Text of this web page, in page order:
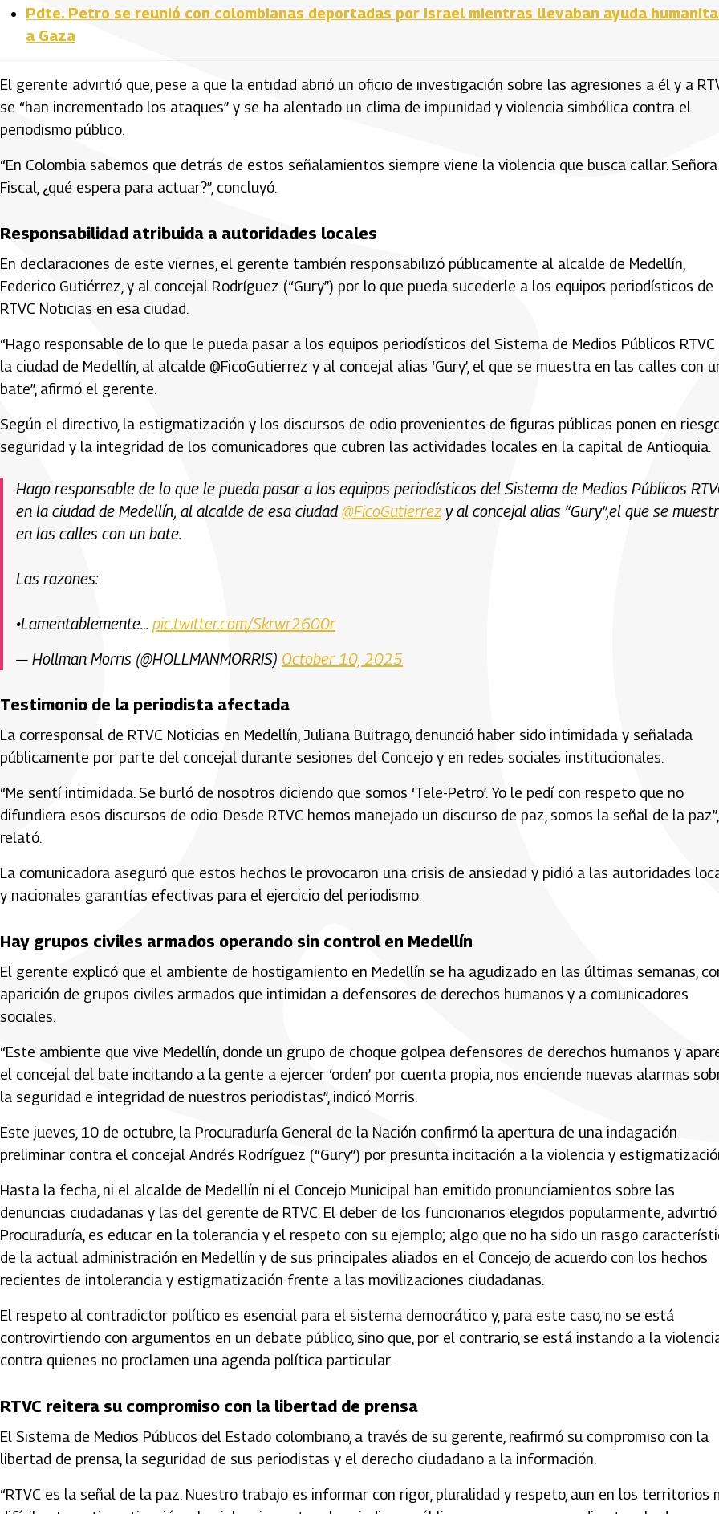
Pdte. Petro se reunió con colombianas deportadas por Israel mientras llevaban ayuda
a Gaza
El gerente advirtió que, pese a que la entidad abrió un oficio de investigación sobre las agresiones a él y a
se “han incrementado los ataques” y se ha alentado un clima de impunidad y violencia simbólica contra el
periodismo público.
“En Colombia sabemos que detrás de estos señalamientos siempre viene la violencia que busca callar. Señora
Fiscal, ¿qué espera para actuar?”, concluyó.
Responsabilidad atribuida a autoridades locales
En declaraciones de este viernes, el gerente también responsabilizó públicamente al alcalde de Medellín,
Federico Gutiérrez, y al concejal Rodríguez (“Gury”) por lo que pueda sucederle a los equipos periodísticos de
RTVC Noticias en esa ciudad.
“Hago responsable de lo que le pueda pasar a los equipos periodísticos del Sistema de Medios Públicos RTVC
la ciudad de Medellín, al alcalde @FicoGutierrez y al concejal alias ‘Gury’, el que se muestra en las calles con
bate”, afirmó el gerente.
Según el directivo, la estigmatización y los discursos de odio provenientes de figuras públicas ponen en
seguridad y la integridad de los comunicadores que cubren las actividades locales en la capital de Antioquia.
Hago responsable de lo que le pueda pasar a los equipos periodísticos del Sistema de Medios Públicos
en la ciudad de Medellín, al alcalde de esa ciudad@FicoGutierrezy al concejal alias “Gury”,el que se
en las calles con un bate.
Las razones:
•Lamentablemente… pic.twitter.com/Skrwr2600r
— Hollman Morris (@HOLLMANMORRIS) October 10, 2025
Testimonio de la periodista afectada
La corresponsal de RTVC Noticias en Medellín, Juliana Buitrago, denunció haber sido intimidada y señalada
públicamente por parte del concejal durante sesiones del Concejo y en redes sociales institucionales.
“Me sentí intimidada. Se burló de nosotros diciendo que somos ‘Tele-Petro’. Yo le pedí con respeto que no
difundiera esos discursos de odio. Desde RTVC hemos manejado un discurso de paz, somos la señal de la paz”,
relató.
La comunicadora aseguró que estos hechos le provocaron una crisis de ansiedad y pidió a las autoridades
y nacionales garantías efectivas para el ejercicio del periodismo.
Hay grupos civiles armados operando sin control en Medellín
El gerente explicó que el ambiente de hostigamiento en Medellín se ha agudizado en las últimas semanas,
aparición de grupos civiles armados que intimidan a defensores de derechos humanos y a comunicadores
sociales.
“Este ambiente que vive Medellín, donde un grupo de choque golpea defensores de derechos humanos y
el concejal del bate incitando a la gente a ejercer ‘orden’ por cuenta propia, nos enciende nuevas alarmas
la seguridad e integridad de nuestros periodistas”, indicó Morris.
Este jueves, 10 de octubre, la Procuraduría General de la Nación confirmó la apertura de una indagación
preliminar contra el concejal Andrés Rodríguez (“Gury”) por presunta incitación a la violencia y
Hasta la fecha, ni el alcalde de Medellín ni el Concejo Municipal han emitido pronunciamientos sobre las
denuncias ciudadanas y las del gerente de RTVC. El deber de los funcionarios elegidos popularmente,
Procuraduría, es educar en la tolerancia y el respeto con su ejemplo; algo que no ha sido un rasgo
de la actual administración en Medellín y de sus principales aliados en el Concejo, de acuerdo con los hechos
recientes de intolerancia y estigmatización frente a las movilizaciones ciudadanas.
El respeto al contradictor político es esencial para el sistema democrático y, para este caso, no se está
controvirtiendo con argumentos en un debate público, sino que, por el contrario, se está instando a la
contra quienes no proclamen una agenda política particular.
RTVC reitera su compromiso con la libertad de prensa
El Sistema de Medios Públicos del Estado colombiano, a través de su gerente, reafirmó su compromiso con la
libertad de prensa, la seguridad de sus periodistas y el derecho ciudadano a la información.
“RTVC es la señal de la paz. Nuestro trabajo es informar con rigor, pluralidad y respeto, aun en los territorios